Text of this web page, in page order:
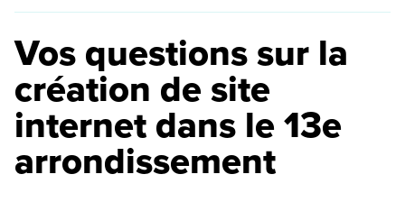
Vos questions sur la
création de site
internet dans le 13e
arrondissement